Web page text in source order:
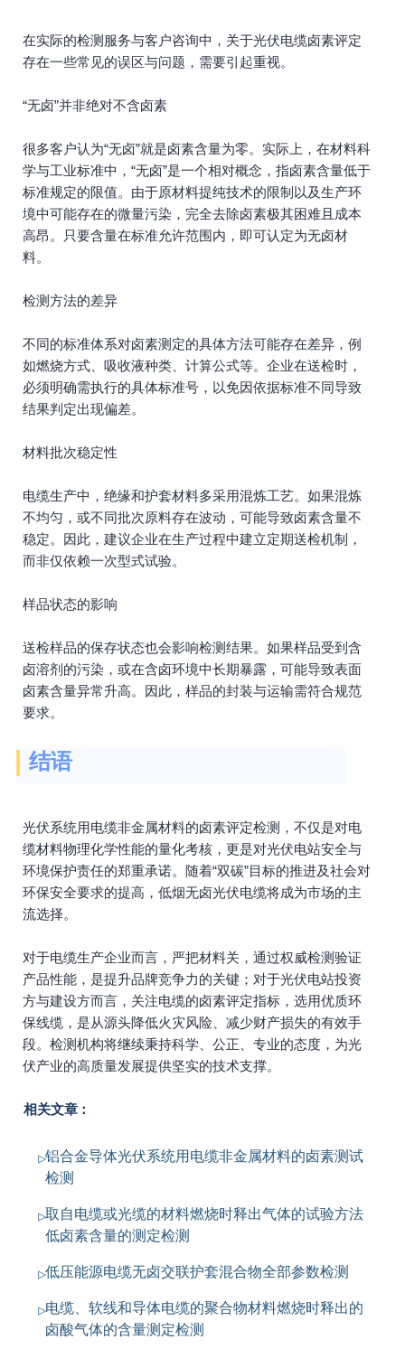
在实际的检测服务与客户咨询中，关于光伏电缆卤素评定
存在一些常见的误区与问题，需要引起重视。
“无卤”并非绝对不含卤素
很多客户认为“无卤”就是卤素含量为零。实际上，在材料科
学与工业标准中，“无卤”是一个相对概念，指卤素含量低于
标准规定的限值。由于原材料提纯技术的限制以及生产环
境中可能存在的微量污染，完全去除卤素极其困难且成本
高昂。只要含量在标准允许范围内，即可认定为无卤材
料。
检测方法的差异
不同的标准体系对卤素测定的具体方法可能存在差异，例
如燃烧方式、吸收液种类、计算公式等。企业在送检时，
必须明确需执行的具体标准号，以免因依据标准不同导致
结果判定出现偏差。
材料批次稳定性
电缆生产中，绝缘和护套材料多采用混炼工艺。如果混炼
不均匀，或不同批次原料存在波动，可能导致卤素含量不
稳定。因此，建议企业在生产过程中建立定期送检机制，
而非仅依赖一次型式试验。
样品状态的影响
送检样品的保存状态也会影响检测结果。如果样品受到含
卤溶剂的污染，或在含卤环境中长期暴露，可能导致表面
卤素含量异常升高。因此，样品的封装与运输需符合规范
要求。
结语
光伏系统用电缆非金属材料的卤素评定检测，不仅是对电
缆材料物理化学性能的量化考核，更是对光伏电站安全与
环境保护责任的郑重承诺。随着“双碳”目标的推进及社会对
环保安全要求的提高，低烟无卤光伏电缆将成为市场的主
流选择。
对于电缆生产企业而言，严把材料关，通过权威检测验证
产品性能，是提升品牌竞争力的关键；对于光伏电站投资
方与建设方而言，关注电缆的卤素评定指标，选用优质环
保线缆，是从源头降低火灾风险、减少财产损失的有效手
段。检测机构将继续秉持科学、公正、专业的态度，为光
伏产业的高质量发展提供坚实的技术支撑。
相关文章：
铝合金导体光伏系统用电缆非金属材料的卤素测试
检测
取自电缆或光缆的材料燃烧时释出气体的试验方法
低卤素含量的测定检测
低压能源电缆无卤交联护套混合物全部参数检测
电缆、软线和导体电缆的聚合物材料燃烧时释出的
卤酸气体的含量测定检测